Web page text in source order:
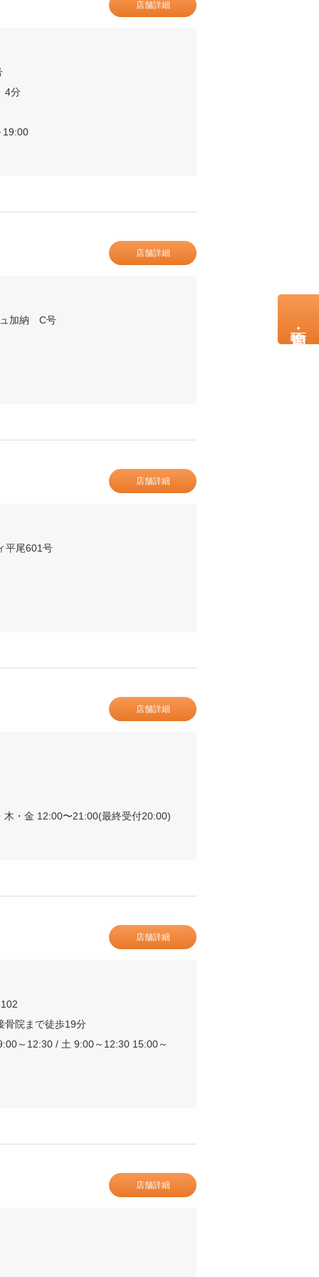
店舗詳細
4分
19:00
店舗詳細
加納 C号
店舗詳細
平尾601号
店舗詳細
・金 12:00〜21:00(最終受付20:00)
店舗詳細
骨院まで徒歩19分
～12:30 / 土 9:00～12:30 15:00～
店舗詳細